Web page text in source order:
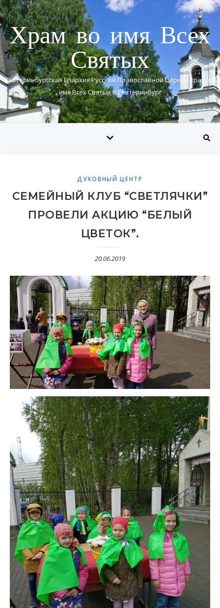
Храм во имя Всех
Святых
Екатеринбургская Епархия Русской Православной Церкви храм во
имя Всех Святых г. Екатеринбург
ДУХОВНЫЙ ЦЕНТР
СЕМЕЙНЫЙ КЛУБ “СВЕТЛЯЧКИ”
ПРОВЕЛИ АКЦИЮ “БЕЛЫЙ
ЦВЕТОК”.
20.06.2019